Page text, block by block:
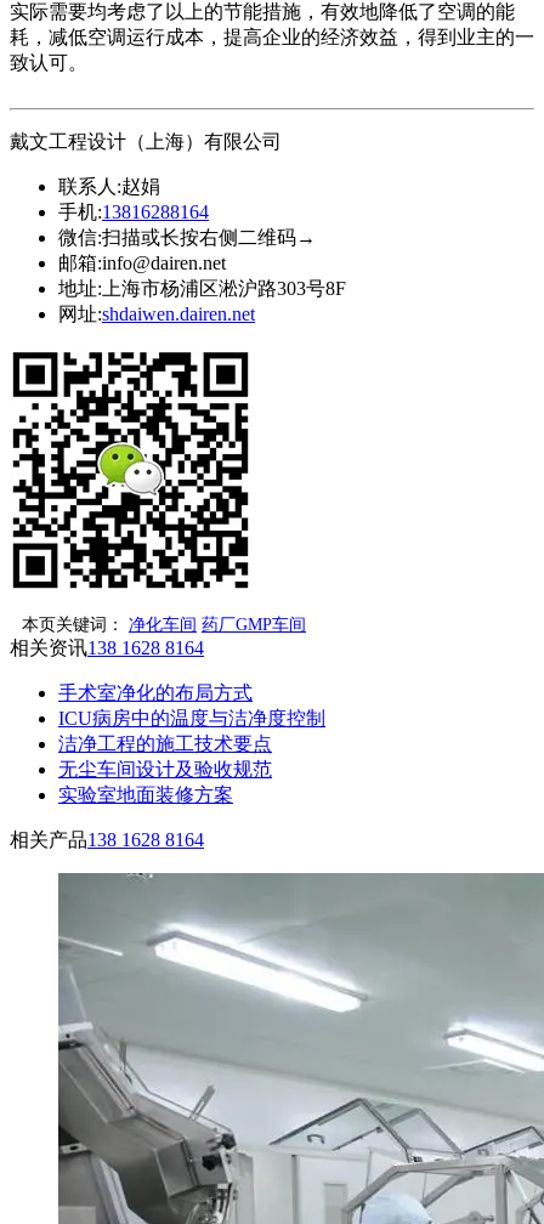
实际需要均考虑了以上的节能措施，有效地降低了空调的能
耗，减低空调运行成本，提高企业的经济效益，得到业主的一
致认可。
戴文工程设计（上海）有限公司
联系人:赵娟
手机:13816288164
微信:扫描或长按右侧二维码→
邮箱:info@dairen.net
地址: 上海市杨浦区淞沪路303号8F
网址:shdaiwen.dairen.net
本页关键词： 净化车间 药厂GMP车间
相关资讯138 1628 8164
手术室净化的布局方式
ICU病房中的温度与洁净度控制
洁净工程的施工技术要点
无尘车间设计及验收规范
实验室地面装修方案
相关产品138 1628 8164